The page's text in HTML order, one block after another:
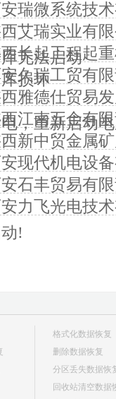
瑞微系统技
西艾瑞实业有
无法启动
长起工程起
损坏
久瑞工贸有
西雅德仕贸易
，重新启动
江南五金有
西新中贸金属
现代机电设
石丰贸易有
力飞光电技
!
格式化数据恢复
删除数据恢复
分区丢失数据恢
回收站清空数据